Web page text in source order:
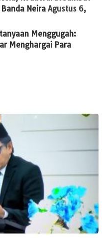
Neira Agustus 6,
Menggugah:
Menghargai Para